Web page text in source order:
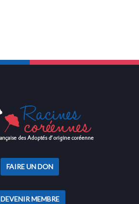
FAIRE UN DON
DEVENIR MEMBRE